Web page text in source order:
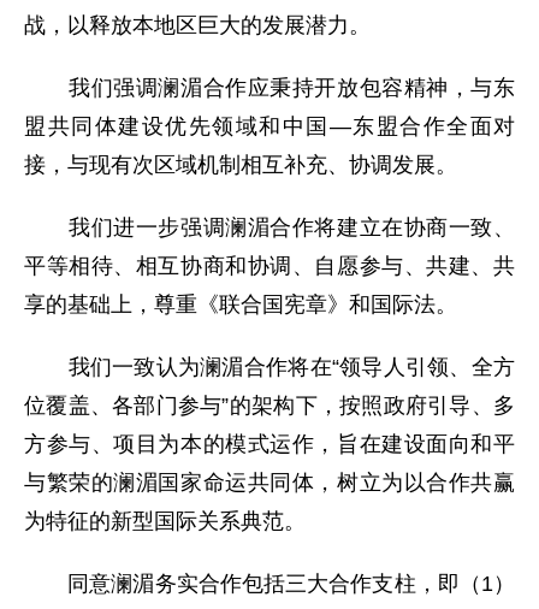
战，以释放本地区巨大的发展潜力。
我们强调澜湄合作应秉持开放包容精神，与东
盟共同体建设优先领域和中国—东盟合作全面对
接，与现有次区域机制相互补充、协调发展。
我们进一步强调澜湄合作将建立在协商一致、
平等相待、相互协商和协调、自愿参与、共建、共
享的基础上，尊重《联合国宪章》和国际法。
我们一致认为澜湄合作将在“领导人引领、全方
位覆盖、各部门参与”的架构下，按照政府引导、多
方参与、项目为本的模式运作，旨在建设面向和平
与繁荣的澜湄国家命运共同体，树立为以合作共赢
为特征的新型国际关系典范。
同意澜湄务实合作包括三大合作支柱，即（1）